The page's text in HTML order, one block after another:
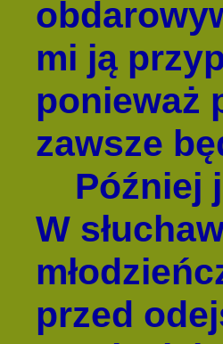
mi ją
ponieważ
zawsze
Później
W
przed